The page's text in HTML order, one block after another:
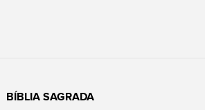
BÍBLIA SAGRADA